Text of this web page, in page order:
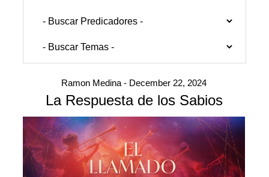
Ramon Medina - December 22, 2024
La Respuesta de los Sabios